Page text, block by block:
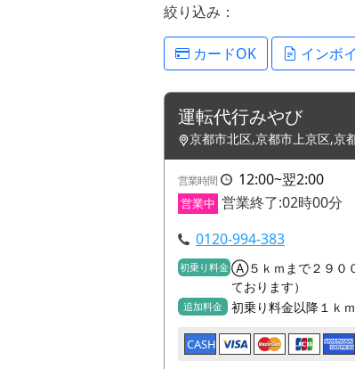
絞り込み：
カードOK インボ
運転代行みやび
京都市北区,京都市上京区,京
営業時間 12:00~翌2:00
営業中 営業終了:02時00分
0120-994-383
初乗り料金 Ⓐ５ｋｍまで２９０
ております）
追加料金 初乗り料金以降１ｋ
CASH